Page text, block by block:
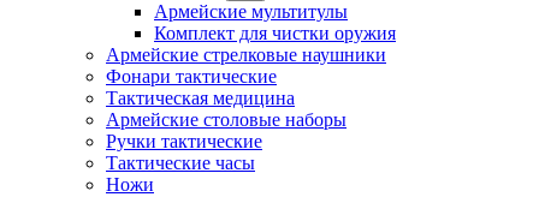
Армейские мультитулы
Комплект для чистки оружия
Армейские стрелковые наушники
Фонари тактические
Тактическая медицина
Армейские столовые наборы
Ручки тактические
Тактические часы
Ножи